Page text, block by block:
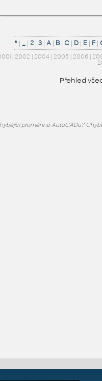
* | _ |2 |3 |A | B |C | D | E | F|
| 2002 | 2004| 2005 | 2006|
Přehled
proměnná AutoCADu?